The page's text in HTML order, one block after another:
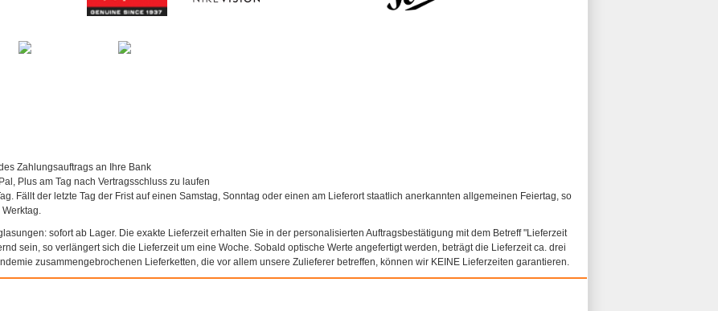
Zahlungsauftrags an Ihre Bank
Plus am Tag nach Vertragsschluss zu laufen
Fällt der letzte Tag der Frist auf einen Samstag, Sonntag oder einen am Lieferort staatlich anerkannten allgemeinen Feiertag, so
sofort ab Lager. Die exakte Lieferzeit erhalten Sie in der personalisierten Auftragsbestätigung mit dem Betreff "Lieferzeit
sein, so verlängert sich die Lieferzeit um eine Woche. Sobald optische Werte angefertigt werden, beträgt die Lieferzeit ca. drei
zusammengebrochenen Lieferketten, die vor allem unsere Zulieferer betreffen, können wir KEINE Lieferzeiten garantieren.